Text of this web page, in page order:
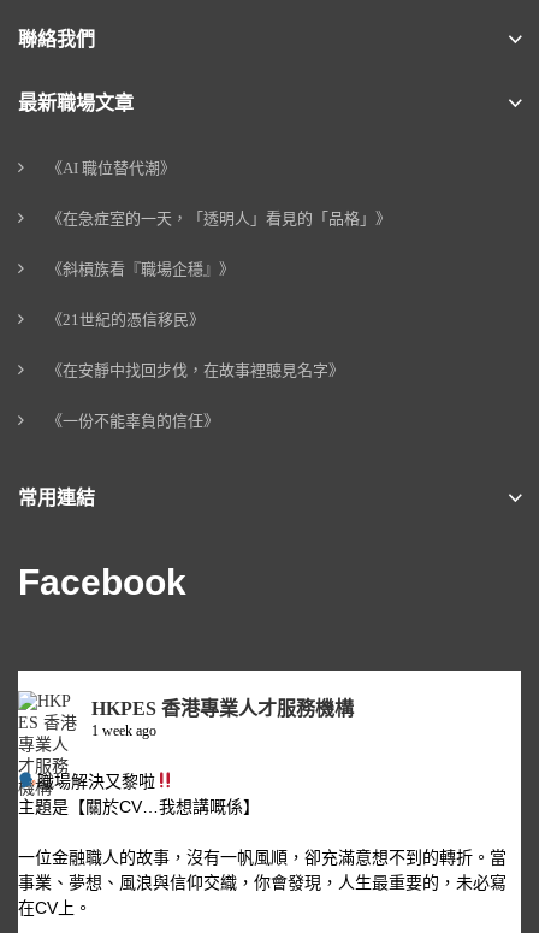
聯絡我們
最新職場文章
《AI 職位替代潮》
《在急症室的一天，「透明人」看見的「品格」》
《斜槓族看『職場企穩』》
《21世紀的憑信移民》
《在安靜中找回步伐，在故事裡聽見名字》
《一份不能辜負的信任》
常用連結
Facebook
HKPES 香港專業人才服務機構
1 week ago
職場解決又黎啦
主題是【關於CV…我想講嘅係】
一位金融職人的故事，沒有一帆風順，卻充滿意想不到的轉折。當
事業、夢想、風浪與信仰交織，你會發現，人生最重要的，未必寫
在CV上。